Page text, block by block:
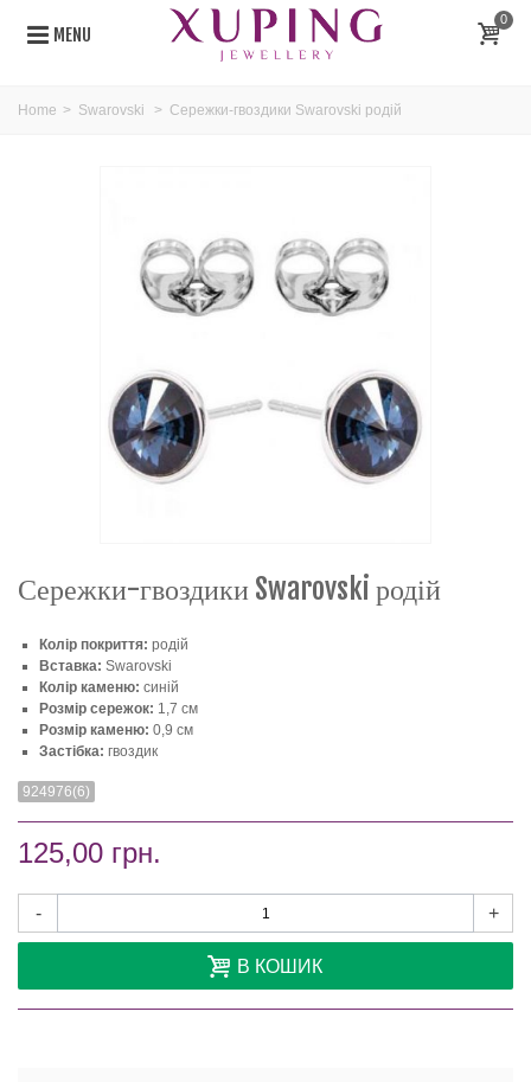
MENU
0
Home > Swarovski > Сережки-гвоздики Swarovski родій
Сережки-гвоздики Swarovski родій
Колір покриття: родій
Вставка: Swarovski
Колір каменю: синій
Розмір сережок: 1,7 см
Розмір каменю: 0,9 см
Застібка: гвоздик
924976(6)
125,00 грн.
- +
В КОШИК